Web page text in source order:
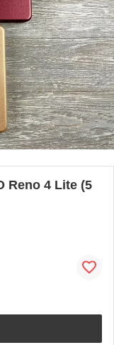
Reno 4 Lite (5